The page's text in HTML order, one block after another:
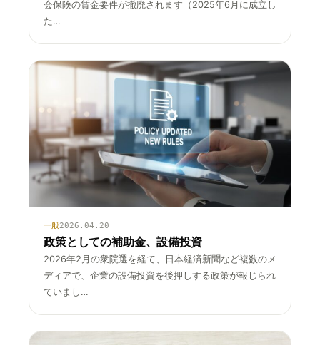
会保険の賃金要件が撤廃されます（2025年6月に成立し
た…
一般2026.04.20
政策としての補助金、設備投資
2026年2月の衆院選を経て、日本経済新聞など複数のメ
ディアで、企業の設備投資を後押しする政策が報じられ
ていまし…